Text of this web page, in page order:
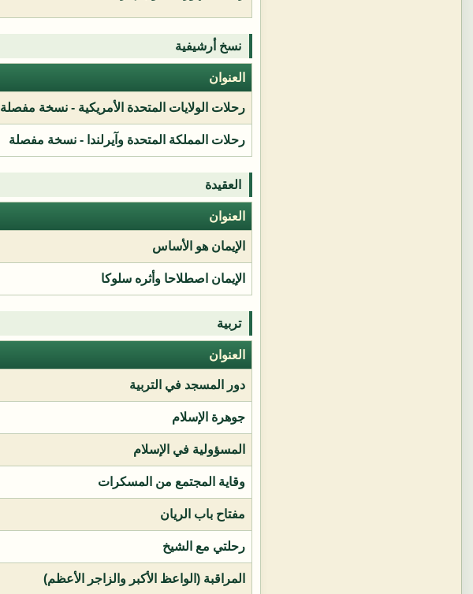
نسخ أرشيفية
العنوان
رحلات الولايات المتحدة الأمريكية - نسخة مفصلة
رحلات المملكة المتحدة وآيرلندا - نسخة مفصلة
العقيدة
العنوان
الإيمان هو الأساس
الإيمان اصطلاحا وأثره سلوكا
تربية
العنوان
دور المسجد في التربية
جوهرة الإسلام
المسؤولية في الإسلام
وقاية المجتمع من المسكرات
مفتاح باب الريان
رحلتي مع الشيخ
المراقبة (الواعظ الأكبر والزاجر الأعظم)